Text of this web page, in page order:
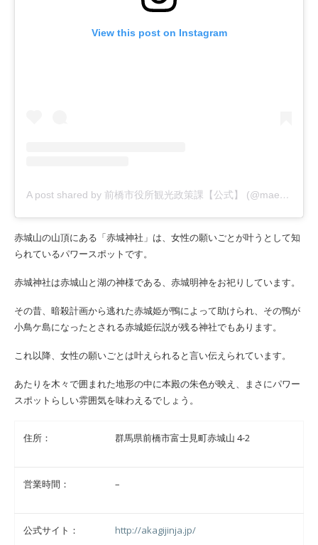
View this post on Instagram
A post shared by 前橋市役所観光政策課【公式】 (@maebashi_trip)
赤城山の山頂にある「赤城神社」は、女性の願いごとが叶うとして知
られているパワースポットです。
赤城神社は赤城山と湖の神様である、赤城明神をお祀りしています。
その昔、暗殺計画から逃れた赤城姫が鴨によって助けられ、その鴨が
小鳥ケ島になったとされる赤城姫伝説が残る神社でもあります。
これ以降、女性の願いごとは叶えられると言い伝えられています。
あたりを木々で囲まれた地形の中に本殿の朱色が映え、まさにパワー
スポットらしい雰囲気を味わえるでしょう。
住所： 群馬県前橋市富士見町赤城山 4-2
営業時間： –
公式サイト： http://akagijinja.jp/